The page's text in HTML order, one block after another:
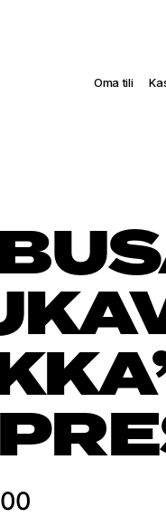
Oma tili